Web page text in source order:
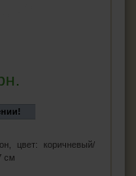
цвет: коричневый/
см